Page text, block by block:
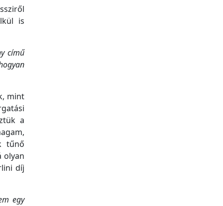
is
című
mint
a
tűnő
olyan
díj
egy